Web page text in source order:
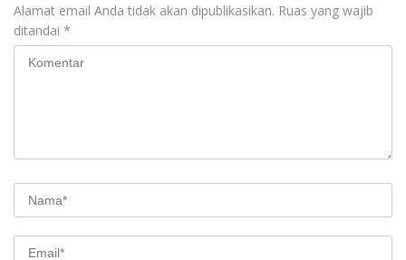
Alamat email Anda tidak akan dipublikasikan. Ruas yang wajib
ditandai *